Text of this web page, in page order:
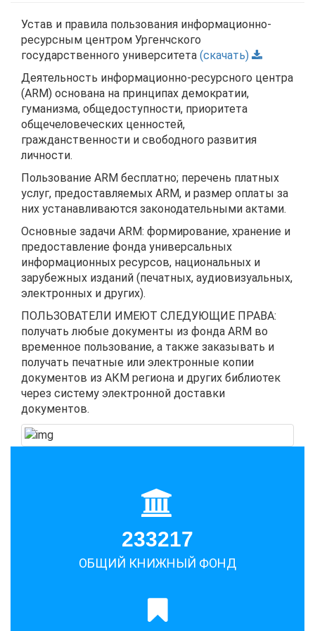
Устав и правила пользования информационно-
ресурсным центром Ургенчского
государственного университета (скачать)
Деятельность информационно-ресурсного центра
(ARM) основана на принципах демократии,
гуманизма, общедоступности, приоритета
общечеловеческих ценностей,
гражданственности и свободного развития
личности.
Пользование ARM бесплатно; перечень платных
услуг, предоставляемых ARM, и размер оплаты за
них устанавливаются законодательными актами.
Основные задачи ARM: формирование, хранение и
предоставление фонда универсальных
информационных ресурсов, национальных и
зарубежных изданий (печатных, аудиовизуальных,
электронных и других).
ПОЛЬЗОВАТЕЛИ ИМЕЮТ СЛЕДУЮЩИЕ ПРАВА:
получать любые документы из фонда ARM во
временное пользование, а также заказывать и
получать печатные или электронные копии
документов из АКМ региона и других библиотек
через систему электронной доставки
документов.
233217
ОБЩИЙ КНИЖНЫЙ ФОНД